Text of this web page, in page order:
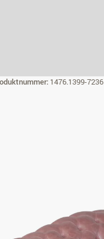
1476.1399-7236